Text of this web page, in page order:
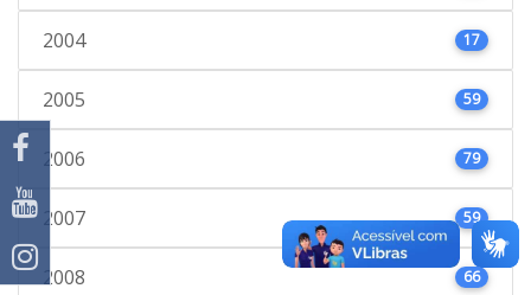
2004 17
2005 59
2006 79
2007 59
2008 66